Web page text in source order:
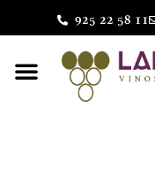
925 22 58 11